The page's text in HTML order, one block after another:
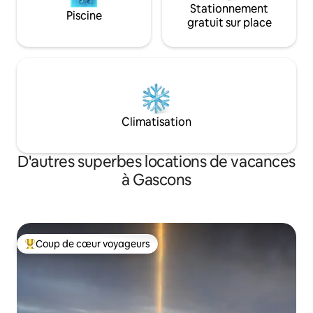
Piscine
Stationnement
gratuit sur place
Climatisation
D'autres superbes locations de vacances
à Gascons
Coup de cœur voyageurs parmi les plus aimés
Coup de cœur voyageurs